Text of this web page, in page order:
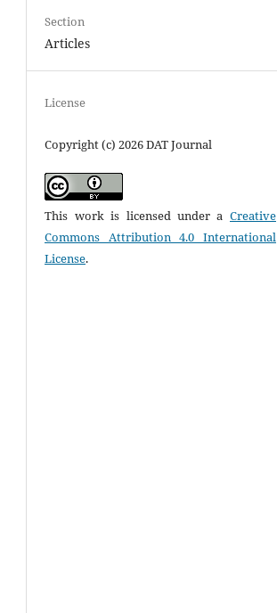
Section
Articles
License
Copyright (c) 2026 DAT Journal
This work is licensed under a Creative
Commons Attribution 4.0 International
License.